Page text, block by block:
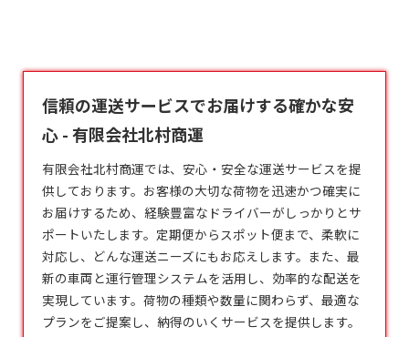
信頼の運送サービスでお届けする確かな安
心 - 有限会社北村商運
有限会社北村商運では、安心・安全な運送サービスを提
供しております。お客様の大切な荷物を迅速かつ確実に
お届けするため、経験豊富なドライバーがしっかりとサ
ポートいたします。定期便からスポット便まで、柔軟に
対応し、どんな運送ニーズにもお応えします。また、最
新の車両と運行管理システムを活用し、効率的な配送を
実現しています。荷物の種類や数量に関わらず、最適な
プランをご提案し、納得のいくサービスを提供します。